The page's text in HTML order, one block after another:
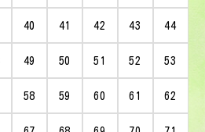
40 41 42 43 44
49 50 51 52 53
58 59 60 61 62